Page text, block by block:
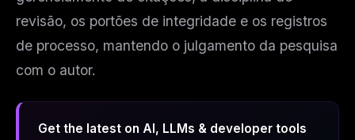
revisão, os portões de integridade e os registros
de processo, mantendo o julgamento da pesquisa
com o autor.
Get the latest on AI, LLMs & developer tools